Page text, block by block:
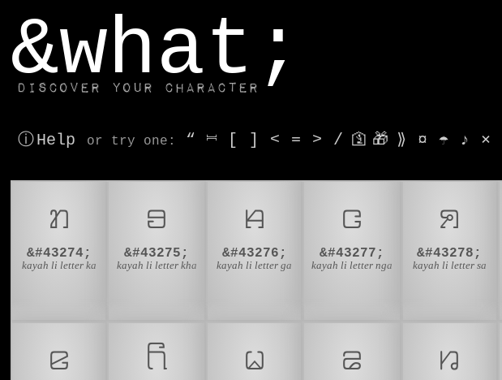
&what;
Discover your character
ⓘ Help or try one : “ ⎶ [ ] < = > / 🛐 🎁 ⟫ ¤ ☂ ♪ ⨯
ꤊ
&#43274;
kayah li letter ka
ꤋ
&#43275;
kayah li letter kha
ꤌ
&#43276;
kayah li letter ga
ꤍ
&#43277;
kayah li letter nga
ꤎ
&#43278;
kayah li letter sa
ꤕ ꤖ ꤗ ꤘ ꤙ